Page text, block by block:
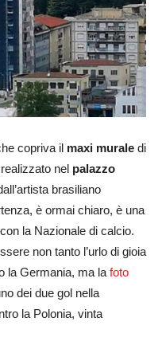
copriva il maxi murale di
nel palazzo
brasiliano
è ormai chiaro, è una
la Nazionale di calcio.
non tanto l’urlo di gioia
la Germania, ma la foto
dei due gol nella
la Polonia, vinta